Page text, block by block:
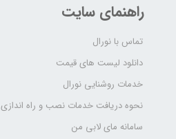
راهنمای سایت
تماس با نورال
دانلود لیست های قیمت
خدمات روشنایی نورال
نحوه دریافت خدمات نصب و راه اندازی
سامانه مای لابی من